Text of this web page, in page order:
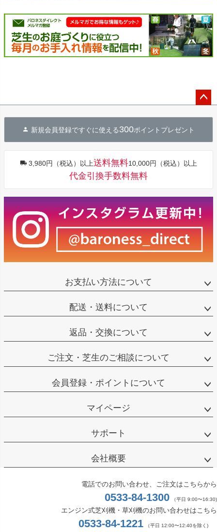
へ
新規会員登録ですぐに使える300ポイントプレゼント
3,980円（税込）以上送料無料10,000円（税込）以上
代金引換手数料無料
お支払い方法について
配送・送料について
返品・交換について
ご注文・芝生のご相談について
会員登録・ポイントについて
マイページ
サポート
会社概要
電話でのお問い合わせ、ご注文はこちらから
0533-84-1300 （平日 9:00〜16:30)
エンジン式芝刈機・草刈機のお問い合わせはこちら
0533-84-1221 （平日 12:00〜12:40を除く)